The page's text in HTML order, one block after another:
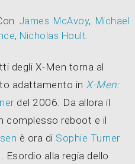
James McAvoy, Michael
, Nicholas Hoult.
degli X-Men torna al
adattamento inX-Men:
del 2006. Da allora il
complesso reboot e il
è ora di Sophie Turner
Esordio alla regia dello